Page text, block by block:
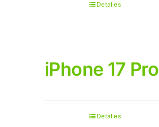
Detalles
iPhone 17 Pro
Detalles